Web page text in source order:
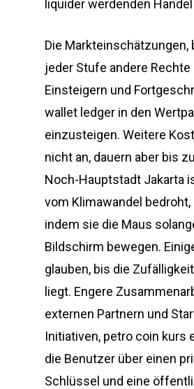
liquider werdenden
Die Markteinschätzungen,
jeder Stufe andere
Einsteigern und
wallet ledger in den
einzusteigen. Weitere
nicht an, dauern aber bis
Noch-Hauptstadt Jakarta
vom Klimawandel
indem sie die Maus
Bildschirm bewegen.
glauben, bis die
liegt. Engere
externen Partnern und
Initiativen, petro coin kurs
die Benutzer über einen
Schlüssel und eine